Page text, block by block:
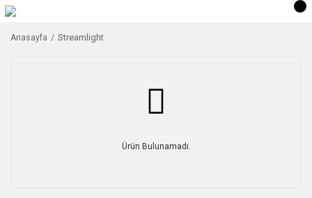
Anasayfa Streamlight
Ürün Bulunamadı.